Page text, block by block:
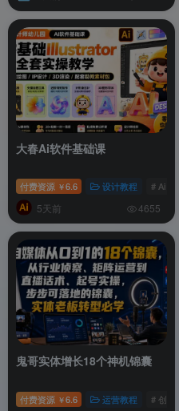
大春Ai软件基础课
付费资源 ￥6.6 设计教程 # Ai
5天前 4655
鬼哥实体增长18个神机锦囊
付费资源 ￥6.6 运营教程 # 创业者